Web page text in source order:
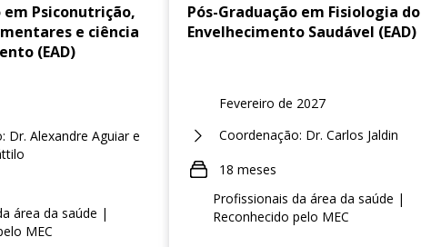
em Psiconutrição,
e ciência
(EAD)
Dr. Alexandre Aguiar e
área da saúde |
MEC
Pós-Graduação em Fisiologia do
Envelhecimento Saudável (EAD)
Fevereiro de 2027
Coordenação: Dr. Carlos Jaldin
18 meses
Profissionais da área da saúde |
Reconhecido pelo MEC